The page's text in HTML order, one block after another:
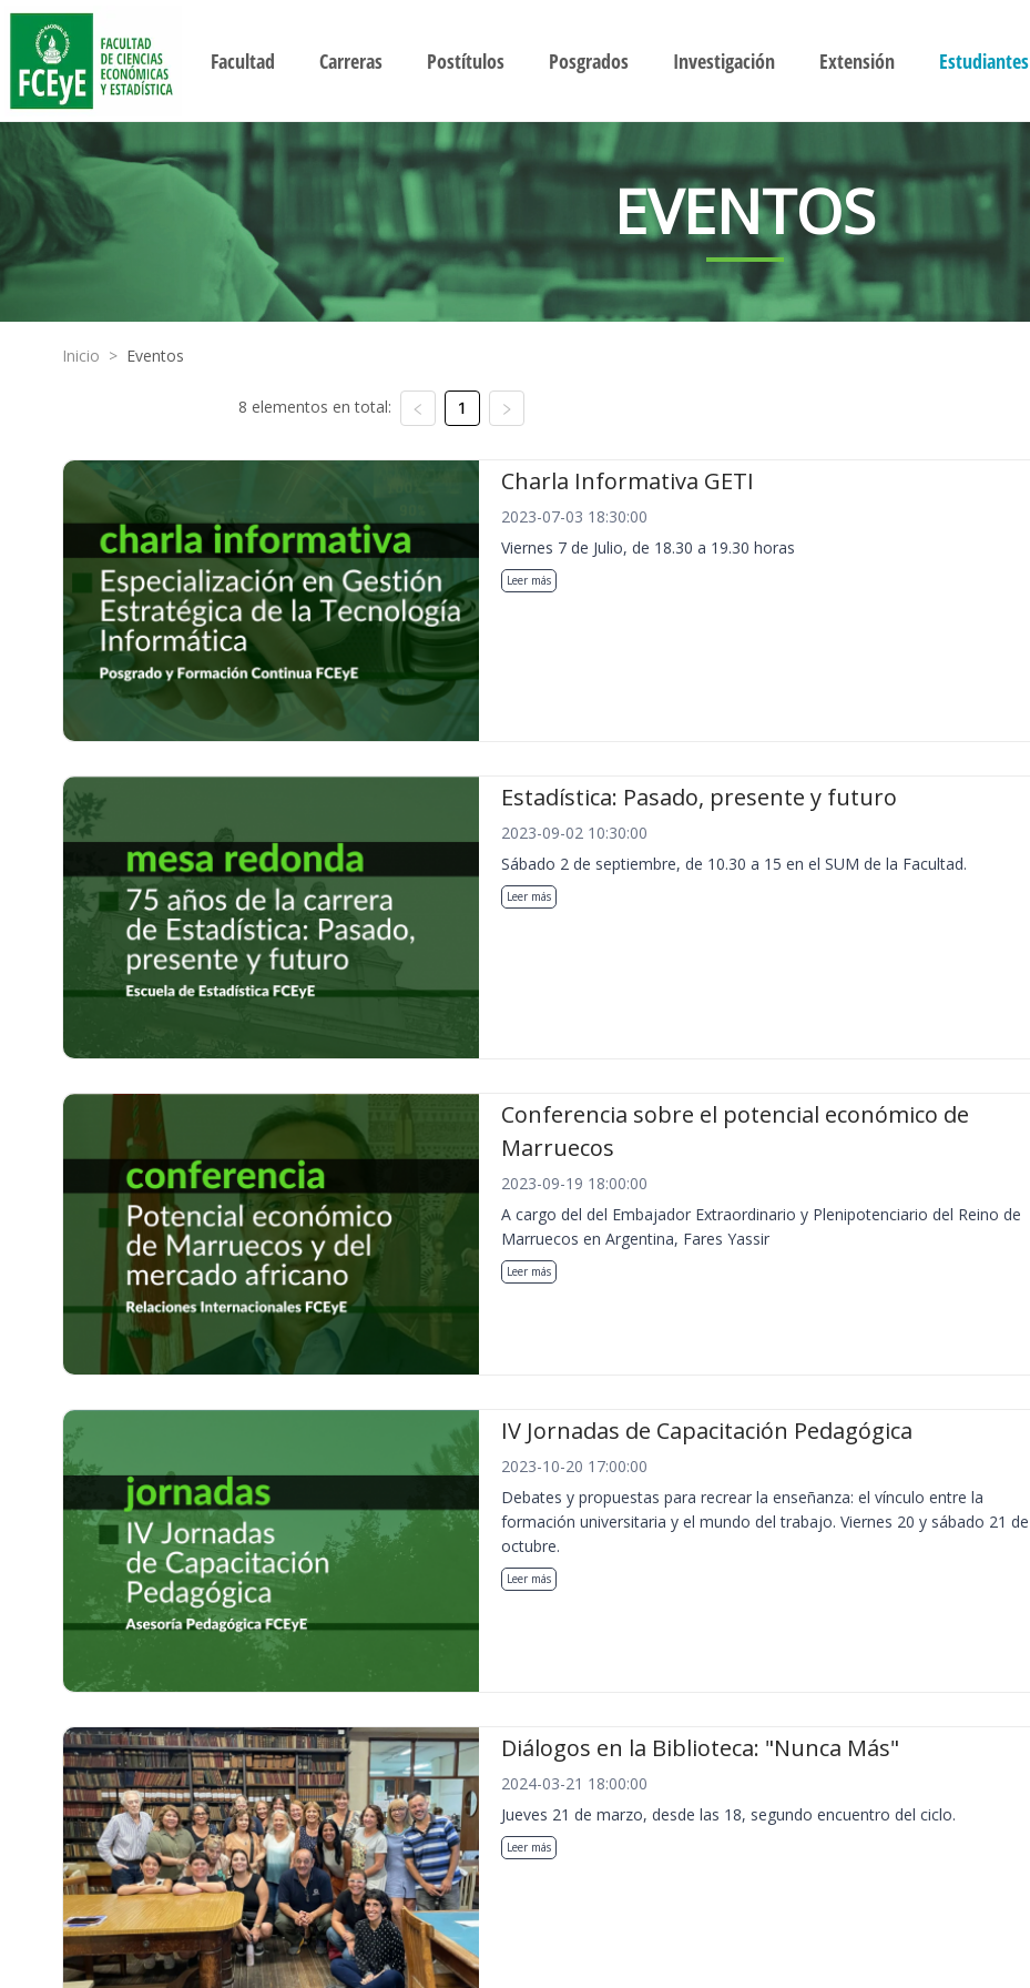
Facultad Carreras Postítulos Posgrados Investigación Extensión Estudiantes
EVENTOS
Inicio > Eventos
8 elementos en total: 1
Charla Informativa GETI
2023-07-03 18:30:00
Viernes 7 de Julio, de 18.30 a 19.30 horas
Leer más
Estadística: Pasado, presente y futuro
2023-09-02 10:30:00
Sábado 2 de septiembre, de 10.30 a 15 en el SUM de la Facultad.
Leer más
Conferencia sobre el potencial económico de
Marruecos
2023-09-19 18:00:00
A cargo del del Embajador Extraordinario y Plenipotenciario del Reino de
Marruecos en Argentina, Fares Yassir
Leer más
IV Jornadas de Capacitación Pedagógica
2023-10-20 17:00:00
Debates y propuestas para recrear la enseñanza: el vínculo entre la
formación universitaria y el mundo del trabajo. Viernes 20 y sábado 21 de
octubre.
Leer más
Diálogos en la Biblioteca: "Nunca Más"
2024-03-21 18:00:00
Jueves 21 de marzo, desde las 18, segundo encuentro del ciclo.
Leer más